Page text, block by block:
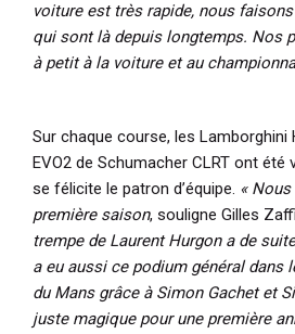
voiture est très rapide, nous
qui sont là depuis longtemps. Nos
à petit à la voiture et au
Sur chaque course, les Lamborghini
EVO2 de Schumacher CLRT ont été
se félicite le patron d’équipe. «
première saison, souligne Gilles
trempe de Laurent Hurgon a de
a eu aussi ce podium général dans
du Mans grâce à Simon Gachet et
juste magique pour une première